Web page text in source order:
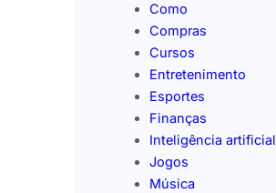
Como
Compras
Cursos
Entretenimento
Esportes
Finanças
Inteligência artificial
Jogos
Música